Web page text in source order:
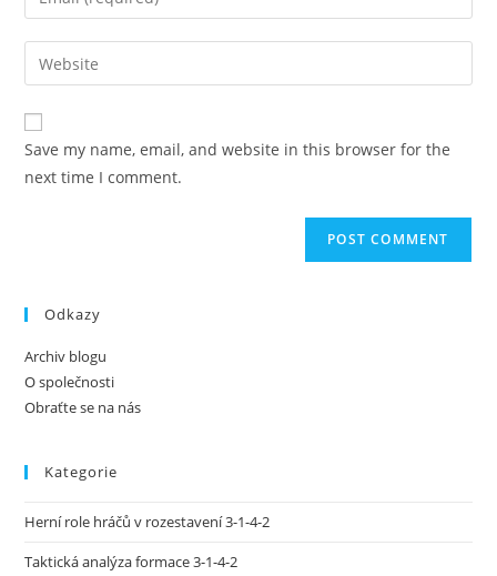
comment
your
email
address
comment
Enter
your
website
URL
(optional)
Save my name, email, and website in this browser for the
next time I comment.
Odkazy
Archiv blogu
O společnosti
Obraťte se na nás
Kategorie
Herní role hráčů v rozestavení 3-1-4-2
Taktická analýza formace 3-1-4-2